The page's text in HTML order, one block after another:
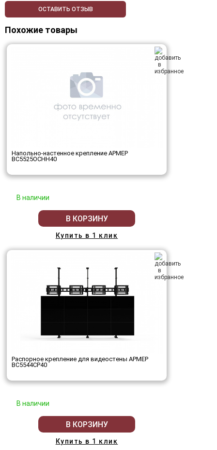
ОСТАВИТЬ ОТЗЫВ
Похожие товары
Напольно-настенное крепление АРМЕР
ВС5525ОСНН40
В наличии
В КОРЗИНУ
Купить в 1 клик
Распорное крепление для видеостены АРМЕР
ВС5544СР40
В наличии
В КОРЗИНУ
Купить в 1 клик